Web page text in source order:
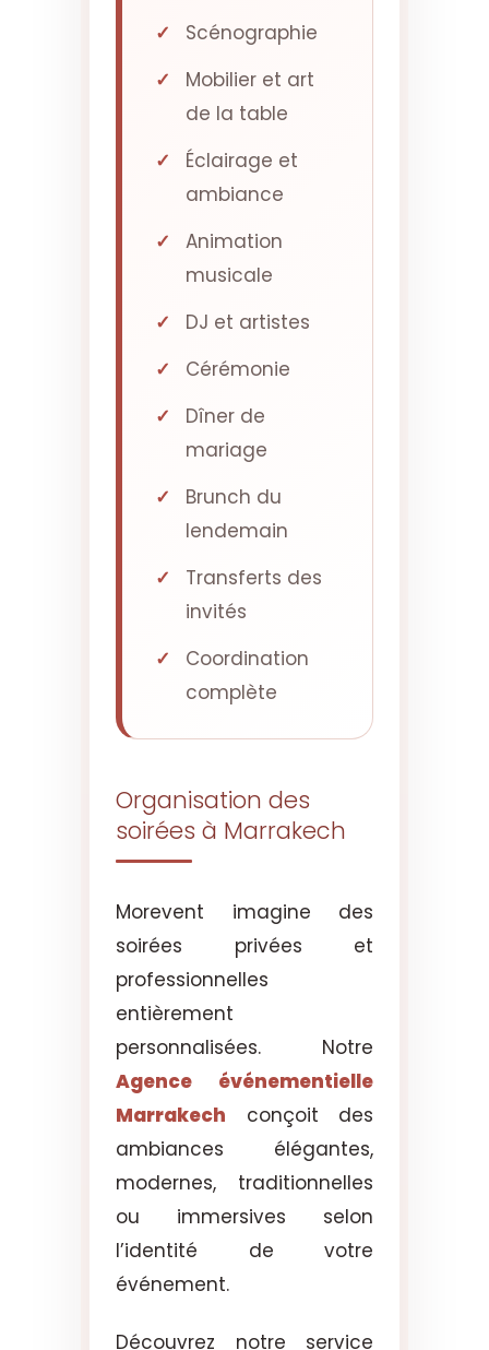
Scénographie
Mobilier et art
de la table
Éclairage et
ambiance
Animation
musicale
DJ et artistes
Cérémonie
Dîner de
mariage
Brunch du
lendemain
Transferts des
invités
Coordination
complète
Organisation des
soirées à Marrakech
Morevent imagine des
soirées privées et
professionnelles
entièrement
personnalisées. Notre
Agence événementielle
Marrakech conçoit des
ambiances élégantes,
modernes, traditionnelles
ou immersives selon
l’identité de votre
événement.
Découvrez notre service